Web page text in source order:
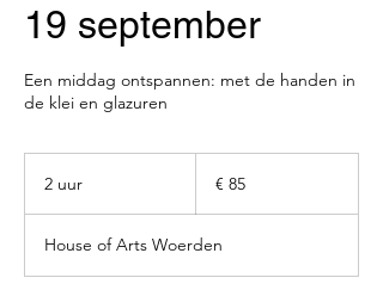
19 september
Een middag ontspannen: met de handen in
de klei en glazuren
2 uur
r
€ 85
House of Arts Woerden